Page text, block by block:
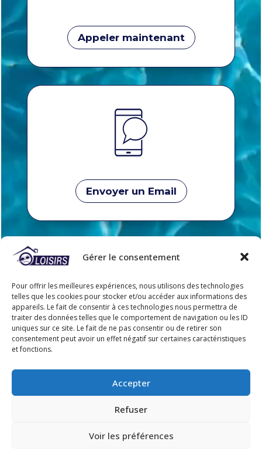
Gérer le consentement
Pour offrir les meilleures expériences, nous utilisons des technologies
telles que les cookies pour stocker et/ou accéder aux informations des
appareils. Le fait de consentir à ces technologies nous permettra de
traiter des données telles que le comportement de navigation ou les ID
uniques sur ce site. Le fait de ne pas consentir ou de retirer son
consentement peut avoir un effet négatif sur certaines caractéristiques
et fonctions.
Accepter
Refuser
Voir les préférences
Appeler maintenant
Envoyer un Email
Rejoignez-nous